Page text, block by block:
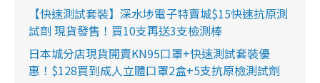
【快速測試套裝】深水埗電子特賣城$15快速抗原測
試劑 現貨發售！買10支再送3支檢測棒
日本城分店現貨開賣KN95口罩+快速測試套裝優
惠！$128買到成人立體口罩2盒+5支抗原檢測試劑